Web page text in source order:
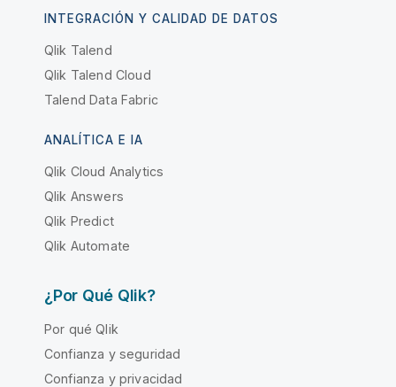
INTEGRACIÓN Y CALIDAD DE DATOS
Qlik Talend
Qlik Talend Cloud
Talend Data Fabric
ANALÍTICA E IA
Qlik Cloud Analytics
Qlik Answers
Qlik Predict
Qlik Automate
¿Por Qué Qlik?
Por qué Qlik
Confianza y seguridad
Confianza y privacidad